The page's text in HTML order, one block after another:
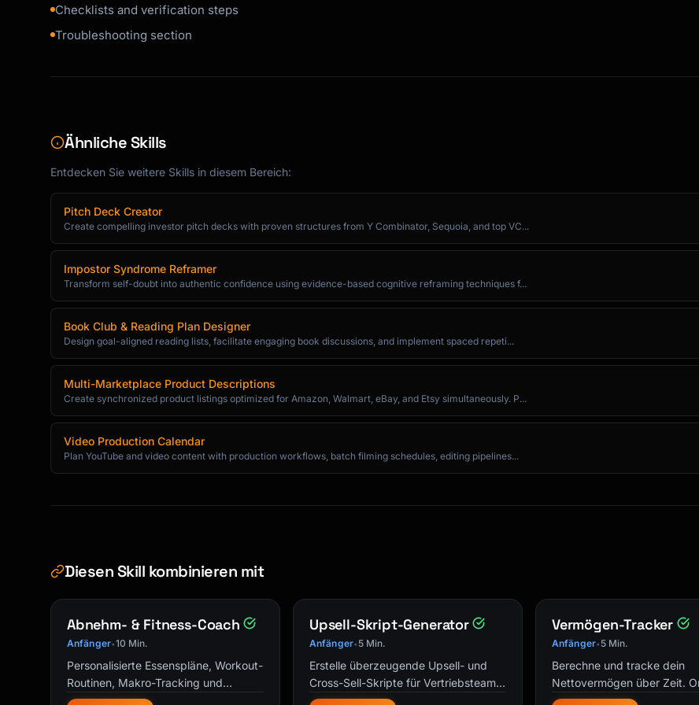
> ⚠️ **Warning**: [Important caution]
Confirm successful completion:
- [ ] [Verification check 1]
- [ ] [Verification check 2]
- [ ] [Verification check 3]
## 8. Exceptions & Escalation
**Common Exceptions**:
| Situation | Action |
|-----------|--------|
| [Exception] | [How to handle] |
| [Exception] | [How to handle] |
1. First: Contact [Role/Person]
|---------|--------------|----------|
## 10. Related Documents
- [Related SOP 1]
Checklists and verification steps
Troubleshooting section
Ähnliche Skills
Entdecken Sie weitere Skills in diesem Bereich:
Pitch Deck Creator
Create compelling investor pitch decks with proven structures from Y Combinator, Sequoia, and top VC...
Impostor Syndrome Reframer
Transform self-doubt into authentic confidence using evidence-based cognitive reframing techniques f...
Book Club & Reading Plan Designer
Design goal-aligned reading lists, facilitate engaging book discussions, and implement spaced repeti...
Multi-Marketplace Product Descriptions
Create synchronized product listings optimized for Amazon, Walmart, eBay, and Etsy simultaneously. P...
Video Production Calendar
Plan YouTube and video content with production workflows, batch filming schedules, editing pipelines...
Diesen Skill kombinieren mit
Abnehm- & Fitness-Coach
Anfänger•10 Min.
Personalisierte Essenspläne, Workout-
Routinen, Makro-Tracking und
Accountability-Coaching. Dein KI-
Upsell-Skript-Generator
Anfänger• 5 Min.
Erstelle überzeugende Upsell- und
Cross-Sell-Skripte für Vertriebsteams,
E-Commerce und Kundenservice.
Vermögen-Tracker
Anfänger• 5 Min.
Berechne und tracke dein
Nettovermögen über Zeit.
Aktiva, Passiva und